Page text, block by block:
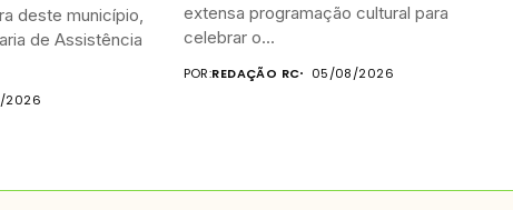
deste município,
de Assistência
2026
extensa programação cultural para
celebrar o...
POR:REDAÇÃO RC 05/08/2026